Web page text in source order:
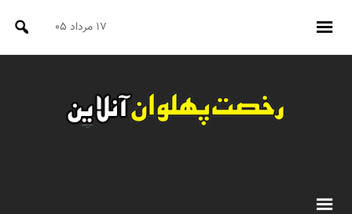
۱۷ مرداد ۰۵